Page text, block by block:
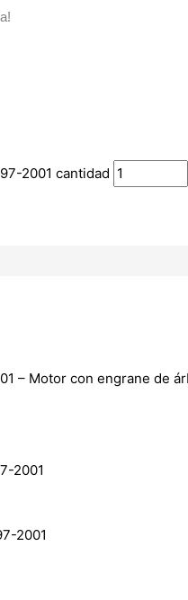
2001 cantidad
– Motor con engrane de
2001
2001